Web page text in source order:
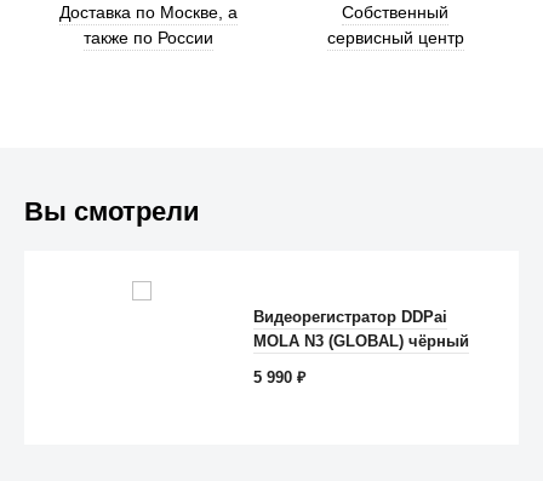
Anker
Доставка по Москве, а
также по России
Собственный
сервисный центр
Вы смотрели
Видеорегистратор DDPai
MOLA N3 (GLOBAL) чёрный
5 990₽